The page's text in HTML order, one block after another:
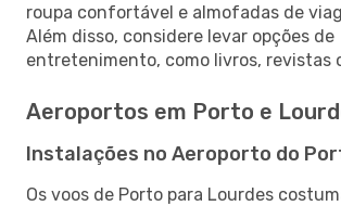
roupa confortável e almofadas de
Além disso, considere levar opções de
entretenimento, como livros, revistas
Aeroportos em Porto e
Instalações no Aeroporto do
Os voos de Porto para Lourdes